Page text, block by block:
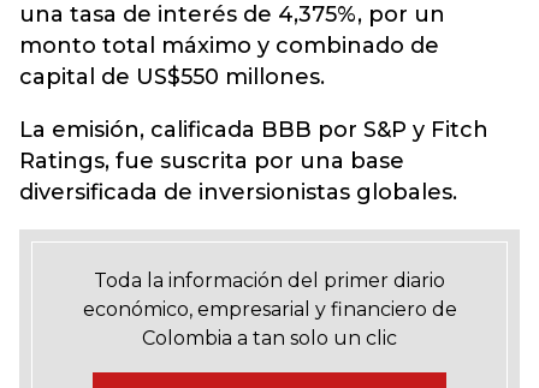
una tasa de interés de 4,375%, por un
monto total máximo y combinado de
capital de US$550 millones.
La emisión, calificada BBB por S&P y Fitch
Ratings, fue suscrita por una base
diversificada de inversionistas globales.
Toda la información del primer diario
económico, empresarial y financiero de
Colombia a tan solo un clic